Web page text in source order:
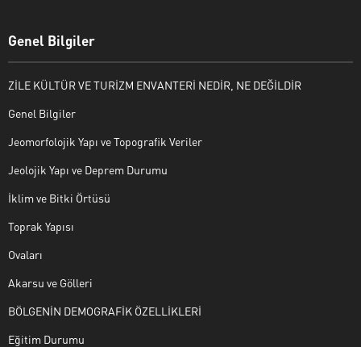
Genel Bilgiler
ZİLE KÜLTÜR VE TURİZM ENVANTERİ NEDİR, NE DEĞİLDİR
Genel Bilgiler
Jeomorfolojik Yapı ve Topografik Veriler
Jeolojik Yapı ve Deprem Durumu
İklim ve Bitki Örtüsü
Toprak Yapısı
Ovaları
Akarsu ve Gölleri
BÖLGENİN DEMOGRAFİK ÖZELLİKLERİ
Eğitim Durumu